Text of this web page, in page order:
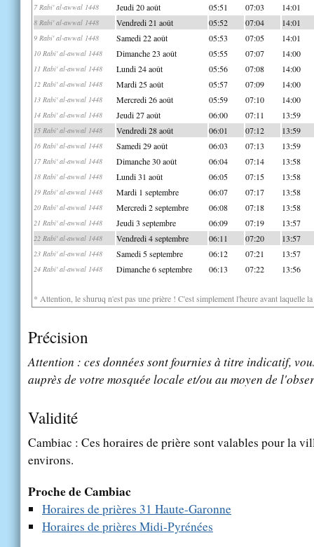
7 Rabi' al-awwal 1448 Jeudi 20 août 05:51 07:03 14:01
8 Rabi' al-awwal 1448 Vendredi 21 août 05:52 07:04 14:01
9 Rabi' al-awwal 1448 Samedi 22 août 05:53 07:05 14:01
10 Rabi' al-awwal 1448 Dimanche 23 août 05:55 07:07 14:00
11 Rabi' al-awwal 1448 Lundi 24 août 05:56 07:08 14:00
12 Rabi' al-awwal 1448 Mardi 25 août 05:57 07:09 14:00
13 Rabi' al-awwal 1448 Mercredi 26 août 05:59 07:10 14:00
14 Rabi' al-awwal 1448 Jeudi 27 août 06:00 07:11 13:59
15 Rabi' al-awwal 1448 Vendredi 28 août 06:01 07:12 13:59
16 Rabi' al-awwal 1448 Samedi 29 août 06:03 07:13 13:59
17 Rabi' al-awwal 1448 Dimanche 30 août 06:04 07:14 13:58
18 Rabi' al-awwal 1448 Lundi 31 août 06:05 07:15 13:58
19 Rabi' al-awwal 1448 Mardi 1 septembre 06:07 07:17 13:58
20 Rabi' al-awwal 1448 Mercredi 2 septembre 06:08 07:18 13:58
21 Rabi' al-awwal 1448 Jeudi 3 septembre 06:09 07:19 13:57
22 Rabi' al-awwal 1448 Vendredi 4 septembre 06:11 07:20 13:57
23 Rabi' al-awwal 1448 Samedi 5 septembre 06:12 07:21 13:57
24 Rabi' al-awwal 1448 Dimanche 6 septembre 06:13 07:22 13:56
* Attention, le shuruq n'est pas une prière ! C'est simplement l'heure avant laquelle
Précision
Attention : ces données sont fournies à titre indicatif,
auprès de votre mosquée locale et/ou au moyen de
Validité
Cambiac : Ces horaires de prière sont valables pour la
environs.
Proche de Cambiac
Horaires de prières 31 Haute-Garonne
Horaires de prières Midi-Pyrénées